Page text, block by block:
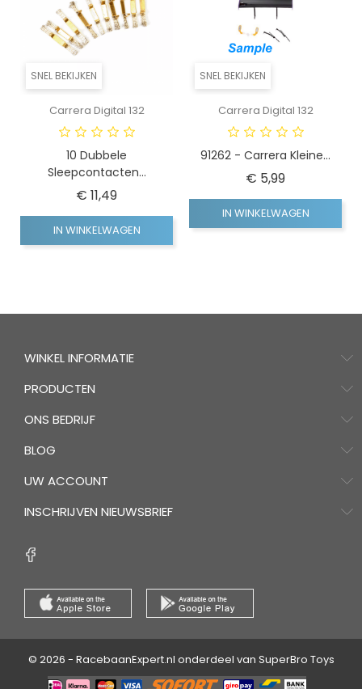
SNEL BEKIJKEN
Carrera Digital 132
10 Dubbele
Sleepcontacten...
€ 11,49Prijs
IN WINKELWAGEN
SNEL BEKIJKEN
Carrera Digital 132
91262 - Carrera Kleine...
€ 5,99Prijs
IN WINKELWAGEN
WINKEL INFORMATIE
PRODUCTEN
ONS BEDRIJF
BLOG
UW ACCOUNT
INSCHRIJVEN NIEUWSBRIEF
© 2026 - RacebaanExpert.nl onderdeel van SuperBro Toys